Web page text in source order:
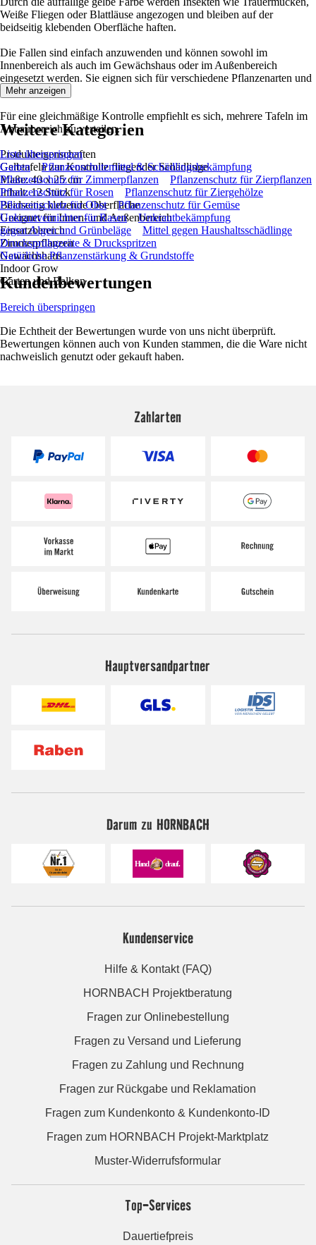
Weiße Fliegen oder Blattläuse angezogen und bleiben auf der
beidseitig klebenden Oberfläche haften.
Die Fallen sind einfach anzuwenden und können sowohl im
Innenbereich als auch im Gewächshaus oder im Außenbereich
eingesetzt werden. Sie eignen sich für verschiedene Pflanzenarten und
Anbausysteme.
Für eine gleichmäßige Kontrolle empfiehlt es sich, mehrere Tafeln im
Anbaubereich zu verteilen.
Produkteigenschaften
Gelbtafeln zur Kontrolle fliegender Schädlinge
Maße: 40 x 25 cm
Inhalt: 12 Stück
Beidseitig klebende Oberfläche
Geeignet für Innen- und Außenbereich
Einsatzbereich
Zimmerpflanzen
Gewächshaus
Indoor Grow
Garten und Balkon
Mehr anzeigen
Weitere Kategorien
Liste überspringen
Garten
Pflanzenschutzmittel & Schädlingsbekämpfung
Pflanzenschutz für Zimmerpflanzen
Pflanzenschutz für Zierpflanzen
Pflanzenschutz für Rosen
Pflanzenschutz für Ziergehölze
Pflanzenschutz für Obst
Pflanzenschutz für Gemüse
Unkrautvernichter für Rasen
Unkrautbekämpfung
gegen Algen und Grünbeläge
Mittel gegen Haushaltsschädlinge
Drucksprühgeräte & Druckspritzen
Natürliche Pflanzenstärkung & Grundstoffe
Kundenbewertungen
Bereich überspringen
Die Echtheit der Bewertungen wurde von uns nicht überprüft.
Bewertungen können auch von Kunden stammen, die die Ware nicht
nachweislich genutzt oder gekauft haben.
Zahlarten
Hauptversandpartner
Darum zu HORNBACH
Kundenservice
Hilfe & Kontakt (FAQ)
HORNBACH Projektberatung
Fragen zur Onlinebestellung
Fragen zu Versand und Lieferung
Fragen zu Zahlung und Rechnung
Fragen zur Rückgabe und Reklamation
Fragen zum Kundenkonto & Kundenkonto-ID
Fragen zum HORNBACH Projekt-Marktplatz
Muster-Widerrufsformular
Top-Services
Dauertiefpreis